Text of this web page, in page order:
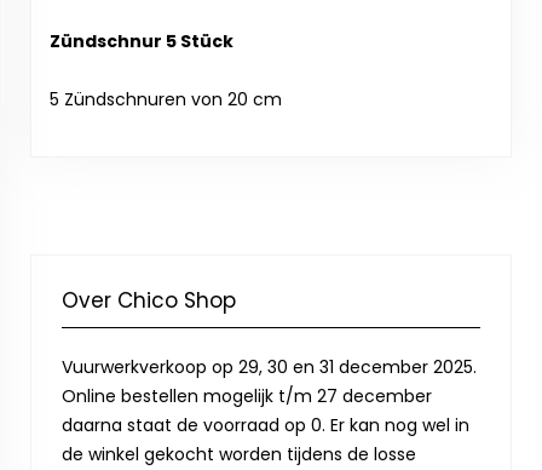
Zündschnur 5 Stück
5 Zündschnuren von 20 cm
Over Chico Shop
Vuurwerkverkoop op 29, 30 en 31 december 2025.
Online bestellen mogelijk t/m 27 december
daarna staat de voorraad op 0. Er kan nog wel in
de winkel gekocht worden tijdens de losse